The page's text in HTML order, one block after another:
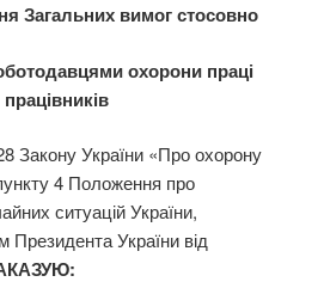
Загальних вимог стосовно
охорони праці
працівників
Закону України «Про охорону
4 Положення про
ситуацій України,
Президента України від